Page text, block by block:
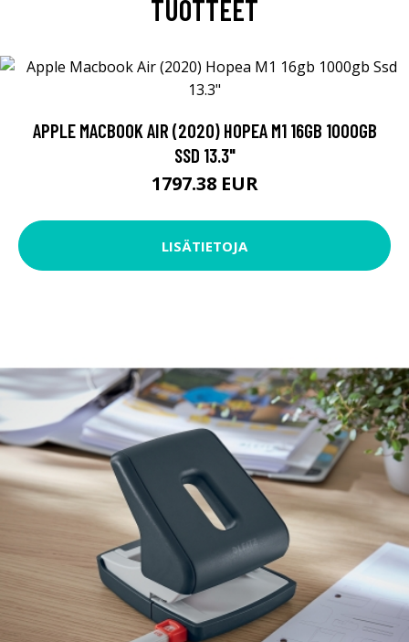
TUOTTEET
APPLE MACBOOK AIR (2020) HOPEA M1 16GB 1000GB
SSD 13.3"
1797.38 EUR
LISÄTIETOJA